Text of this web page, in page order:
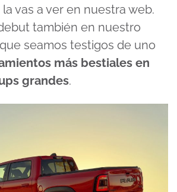
vas a ver en nuestra web.
también en nuestro
seamos testigos de uno
más bestiales en
grandes.